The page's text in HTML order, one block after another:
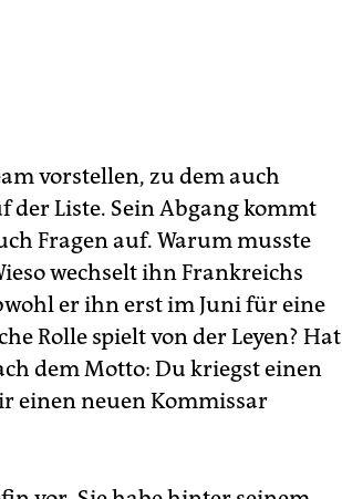
vorstellen, zu dem auch
der Liste. Sein Abgang kommt
Fragen auf. Warum musste
wechselt ihn Frankreichs
er ihn erst im Juni für eine
Rolle spielt von der Leyen? Hat
dem Motto: Du kriegst einen
einen neuen Kommissar